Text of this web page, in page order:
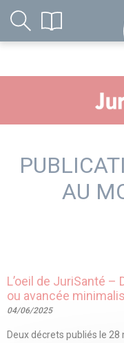
AU
L’oeil de JuriSanté –
ou avancée
04/06/2025
Deux décrets publiés le